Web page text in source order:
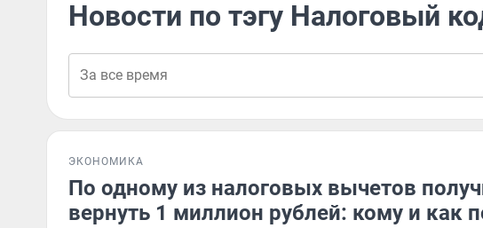
Новости по тэгу Налоговый
ЭКОНОМИКА
По одному из налоговых вычетов
вернуть 1 миллион рублей: кому и как